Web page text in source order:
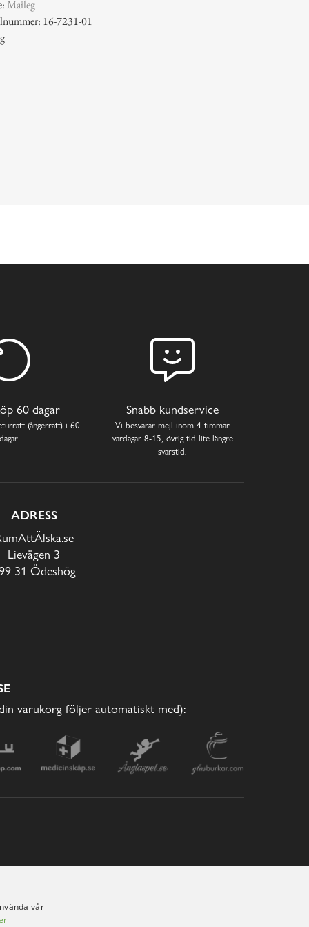
Maileg
16-7231-01
60 dagar
(ångerrätt) i 60
dagar.
Snabb kundservice
Vi besvarar mejl inom 4 timmar
vardagar 8-15, övrig tid lite längre
svarstid.
ADRESS
Lievägen 3
31 Ödeshög
varukorg följer automatiskt med):
vår